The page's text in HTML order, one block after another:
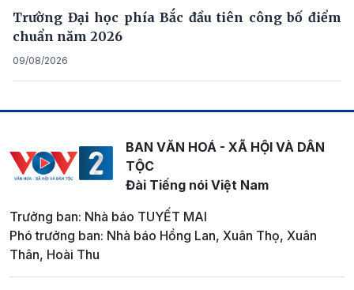
Trường Đại học phía Bắc đầu tiên công bố điểm
chuẩn năm 2026
09/08/2026
BAN VĂN HOÁ - XÃ HỘI VÀ DÂN
TỘC
Đài Tiếng nói Việt Nam
Trưởng ban: Nhà báo TUYẾT MAI
Phó trưởng ban: Nhà báo Hồng Lan, Xuân Thọ, Xuân
Thân, Hoài Thu